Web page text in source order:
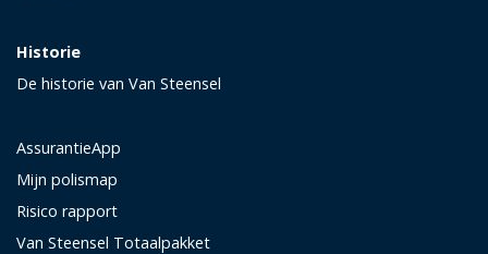
Historie
De historie van Van Steensel
AssurantieApp
Mijn polismap
Risico rapport
Van Steensel Totaalpakket